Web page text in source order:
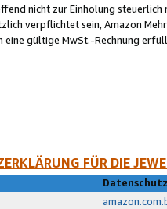
nicht zur Einholung
verpflichtet sein, Amazon
eine gültige MwSt.-Rechnung
FÜR DIE